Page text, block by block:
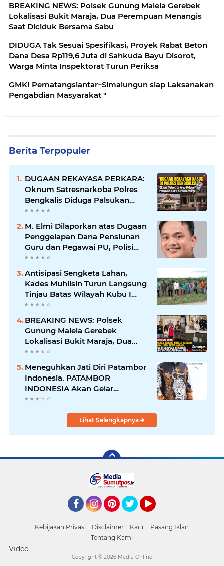
BREAKING NEWS: Polsek Gunung Malela Gerebek
Lokalisasi Bukit Maraja, Dua Perempuan Menangis
Saat Diciduk Bersama Sabu
DIDUGA Tak Sesuai Spesifikasi, Proyek Rabat Beton
Dana Desa Rp119,6 Juta di Sahkuda Bayu Disorot,
Warga Minta Inspektorat Turun Periksa
GMKI Pematangsiantar–Simalungun siap Laksanakan
Pengabdian Masyarakat "
Berita Terpopuler
DUGAAN REKAYASA PERKARA:
Oknum Satresnarkoba Polres
Bengkalis Diduga Palsukan
Barang Bukti Hingga Paksa
Warga Hadir di TKP
M. Elmi Dilaporkan atas Dugaan
Penggelapan Dana Pensiunan
Guru dan Pegawai PU, Polisi
Pastikan Proses Hukum
Berjalan
Antisipasi Sengketa Lahan,
Kades Muhlisin Turun Langsung
Tinjau Batas Wilayah Kubu I
yang Diduga Diserobot PT Jatim
BREAKING NEWS: Polsek
Gunung Malela Gerebek
Lokalisasi Bukit Maraja, Dua
Perempuan Menangis Saat
Diciduk Bersama Sabu
Meneguhkan Jati Diri Patambor
Indonesia. PATAMBOR
INDONESIA Akan Gelar
RAKERNAS II Di Jakarta.
Lihat Selengkapnya
Kebijakan Privasi Disclaimer Karir
Pasang Iklan
Tentang Kami
Video
Copyright © 2026 Media Online